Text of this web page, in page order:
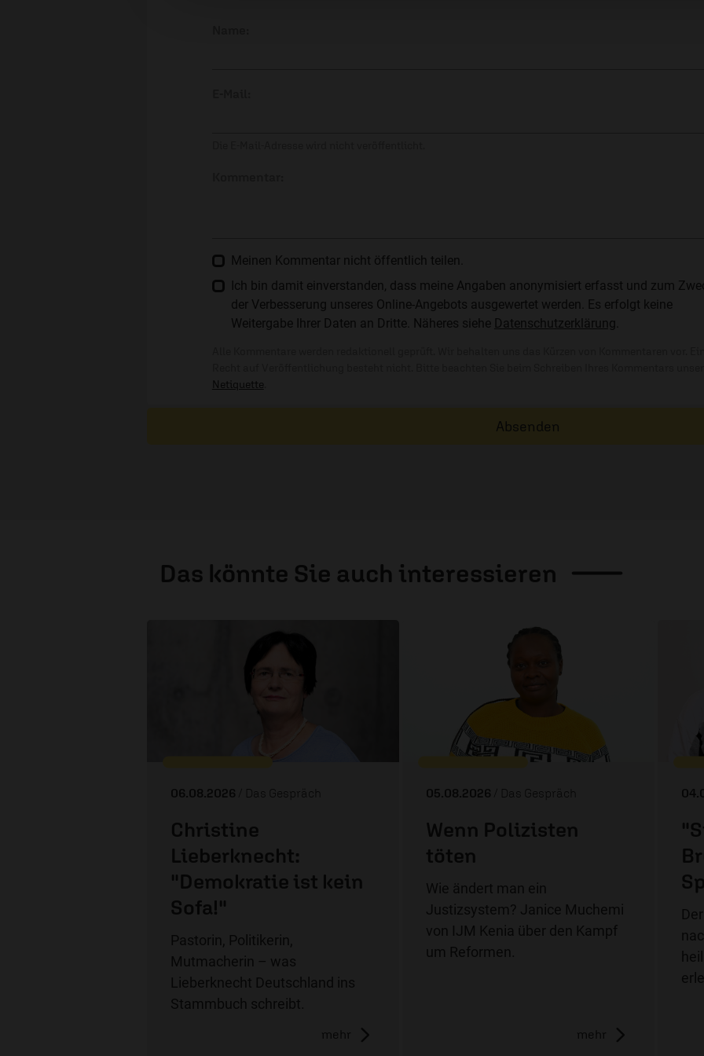
Meinen Kommentar nicht öffentlich teilen.
Ich bin damit einverstanden, dass meine Angaben anonymisiert erfasst und zum
der Verbesserung unseres Online-Angebots ausgewertet werden. Es erfolgt keine
Weitergabe Ihrer Daten an Dritte. Näheres siehe Datenschutzerklärung
Netiquette
Absenden
Das könnte Sie auch interessieren
06.08.2026 / Das Gespräch
Christine
Lieberknecht:
"Demokratie ist kein
Sofa!"
Pastorin, Politikerin,
Mutmacherin – was
Lieberknecht Deutschland ins
Stammbuch schreibt.
mehr
05.08.2026 / Das Gespräch
Wenn Polizisten
töten
Wie ändert man ein
Justizsystem? Janice Muchemi
von IJM Kenia über den Kampf
um Reformen.
mehr